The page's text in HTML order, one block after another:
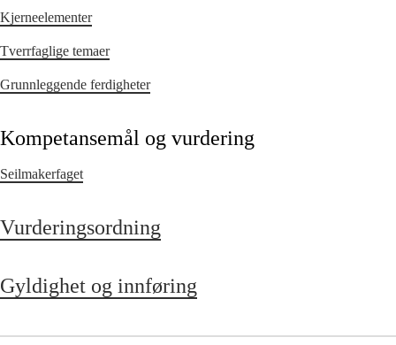
Kjerneelementer
Tverrfaglige temaer
Grunnleggende ferdigheter
Kompetansemål og vurdering
Seilmakerfaget
Vurderingsordning
Gyldighet og innføring